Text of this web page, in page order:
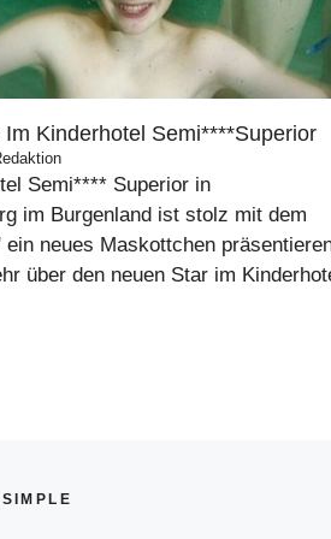
Im Kinderhotel Semi****Superior
Semi**** Superior in
im Burgenland ist stolz mit dem
ein neues Maskottchen
über den neuen Star im